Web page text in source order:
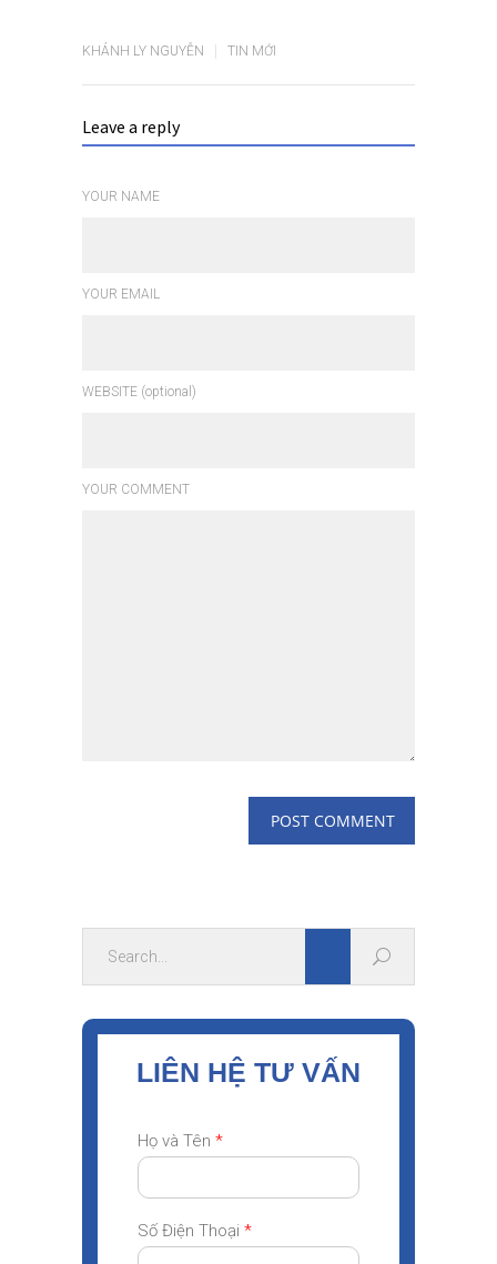
KHÁNH LY NGUYỄN TIN MỚI
Leave a reply
YOUR NAME
YOUR EMAIL
WEBSITE (optional)
YOUR COMMENT
LIÊN HỆ TƯ VẤN
Họ và Tên *
Số Điện Thoại *